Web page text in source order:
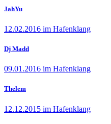
JahYu
12.02.2016 im Hafenklang
Dj Madd
09.01.2016 im Hafenklang
Thelem
12.12.2015 im Hafenklang